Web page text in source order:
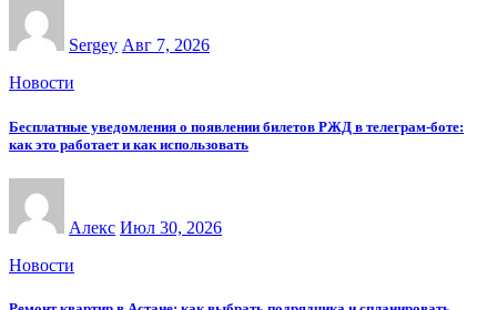
Sergey Авг 7, 2026
Новости
Бесплатные уведомления о появлении билетов РЖД в телеграм-боте:
как это работает и как использовать
Алекс Июл 30, 2026
Новости